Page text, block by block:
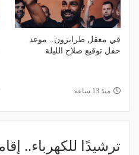
في معقل طرابزون.. موعد
حفل توقيع صلاح الليلة
منذ 13 ساعة
ترشيدًا للكهرباء..